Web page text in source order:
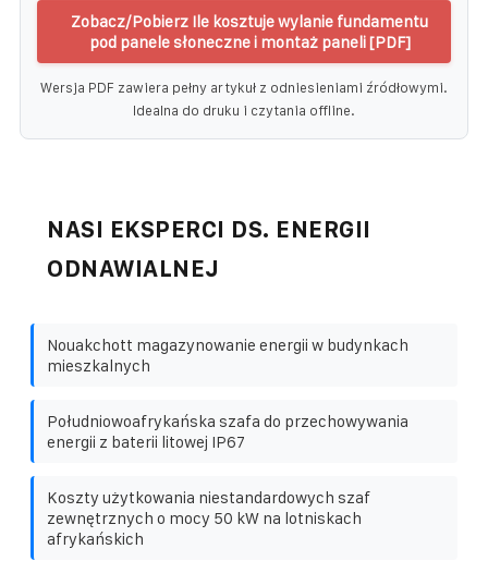
Zobacz/Pobierz Ile kosztuje wylanie fundamentu
pod panele słoneczne i montaż paneli [PDF]
Wersja PDF zawiera pełny artykuł z odniesieniami źródłowymi.
Idealna do druku i czytania offline.
NASI EKSPERCI DS. ENERGII
ODNAWIALNEJ
Nouakchott magazynowanie energii w budynkach
mieszkalnych
Południowoafrykańska szafa do przechowywania
energii z baterii litowej IP67
Koszty użytkowania niestandardowych szaf
zewnętrznych o mocy 50 kW na lotniskach
afrykańskich